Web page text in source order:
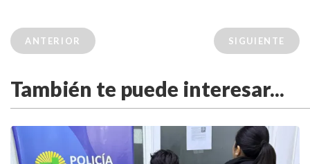
ANTERIOR SIGUIENTE
También te puede interesar...